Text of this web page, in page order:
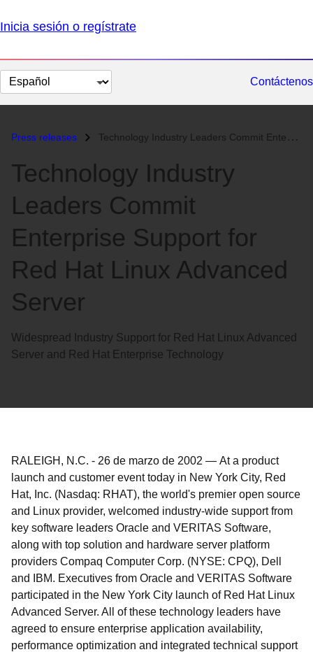
Inicia sesión o regístrate
Cambiar
el
Contáctenos
Press releases Technology Industry Leaders Commit Enterprise Support for Red Hat Linu...
Technology Industry
Leaders Commit
Enterprise Support for
Red Hat Linux Advanced
Server
Widespread Industry Support for Red Hat Linux Advanced
Server and Red Hat Enterprise Technology
RALEIGH, N.C. - 26 de marzo de 2002 — At a product
launch and customer event today in New York City, Red
Hat, Inc. (Nasdaq: RHAT), the world's premier open source
and Linux provider, welcomed industry-wide support from
key software leaders Oracle and VERITAS Software,
along with top solution and hardware server platform
providers Compaq Computer Corp. (NYSE: CPQ), Dell
and IBM. Executives from Oracle and VERITAS Software
participated in the New York City launch of Red Hat Linux
Advanced Server. All of these technology leaders have
agreed to ensure enterprise application availability,
performance optimization and integrated technical support